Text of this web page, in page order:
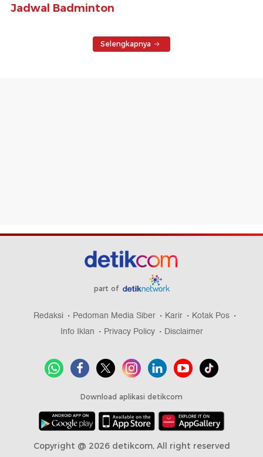
Jadwal Badminton
Selengkapnya
part of
Redaksi Pedoman Media Siber Karir
Kotak Pos
Info Iklan
Privacy Policy Disclaimer
Download aplikasi detikcom
Copyright @ 2026 detikcom, All right reserved